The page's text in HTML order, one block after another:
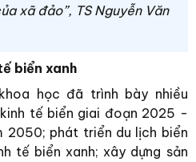
xã đảo”, TS Nguyễn Văn
biển xanh
học đã trình bày nhiều
tế biển giai đoạn 2025 -
2050; phát triển du lịch biển
tế biển xanh; xây dựng sản